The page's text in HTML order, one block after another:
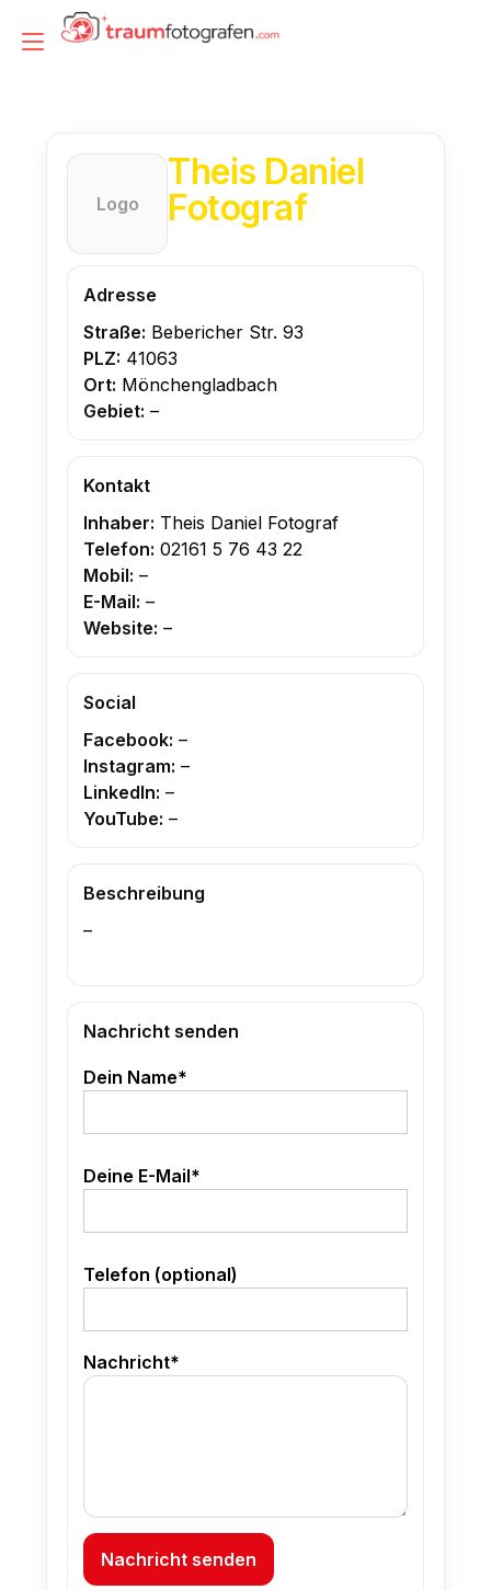
InhaltNavigation
Logo
Theis Daniel
Fotograf
Adresse
Straße: Bebericher Str. 93
PLZ: 41063
Ort: Mönchengladbach
Gebiet: –
Kontakt
Inhaber: Theis Daniel Fotograf
Telefon: 02161 5 76 43 22
Mobil: –
E-Mail: –
Website: –
Social
Facebook: –
Instagram: –
LinkedIn: –
YouTube: –
Beschreibung
–
Nachricht senden
Dein Name*
Deine E-Mail*
Telefon (optional)
Nachricht*
Nachricht senden